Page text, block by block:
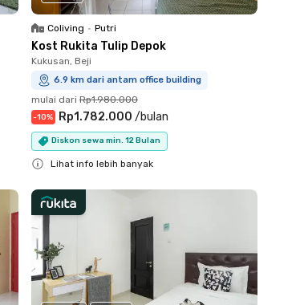
Coliving • Putri
Kost Rukita Tulip Depok
Kukusan, Beji
6.9 km dari antam office building
mulai dari Rp1.980.000
-10% Rp1.782.000 /bulan
Diskon sewa min. 12 Bulan
Lihat info lebih banyak